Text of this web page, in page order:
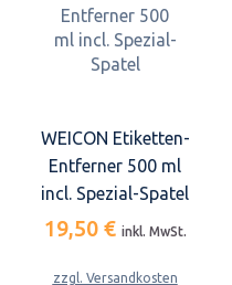
WEICON Etiketten-
Entferner 500 ml
incl. Spezial-Spatel
19,50 € inkl. MwSt.
zzgl. Versandkosten